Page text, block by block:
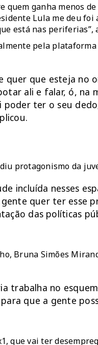
ganha menos
Lula me deu
está nas periferias”,
pela plataforma
que esteja no
ali e falar, ó, na
ter o seu
protagonismo da
incluída nesses
quer ter esse
das políticas
Bruna Simões
trabalha no
que a gente
que vai ter